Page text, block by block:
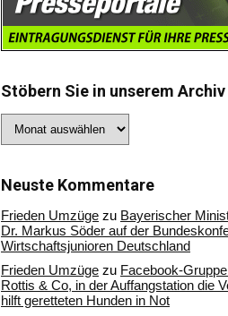
Stöbern Sie in unserem Archiv
Sie
Archiv
Neuste Kommentare
Frieden Umzüge zu Bayerischer
Dr. Markus Söder auf der
Wirtschaftsjunioren Deutschland
Frieden Umzüge zu Facebook-
Rottis & Co, in der Auffangstation die
hilft geretteten Hunden in Not